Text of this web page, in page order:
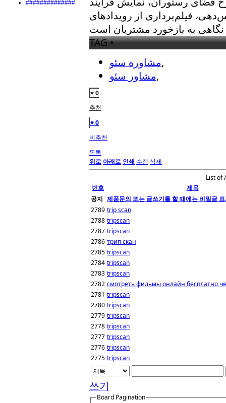
##############
فیلم‌برداری از رویدادهای
TAG •
مشاوره سئو,
مشاور سئو,
♥ 0
추천
♥ 0
비추천
목록
위로 아래로 인쇄 수정 삭제
List of
번호
제목
공지 제품문의 또는 글쓰기를 할 때에는 비밀글
2789 trip scan
2788 tripscan
2787 tripscan
2786 трип скан
2785 tripscan
2784 tripscan
2783 tripscan
2782 смотреть фильмы онлайн бесплатно
2781 tripscan
2780 tripscan
2779 tripscan
2778 tripscan
2777 tripscan
2776 tripscan
2775 tripscan
쓰기
Board Pagination